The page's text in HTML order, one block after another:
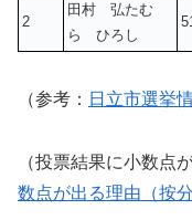
2
田村 弘たむ
ら ひろし
（参考： 日立市選挙
（投票結果に小数点
数点が出る理由（按分